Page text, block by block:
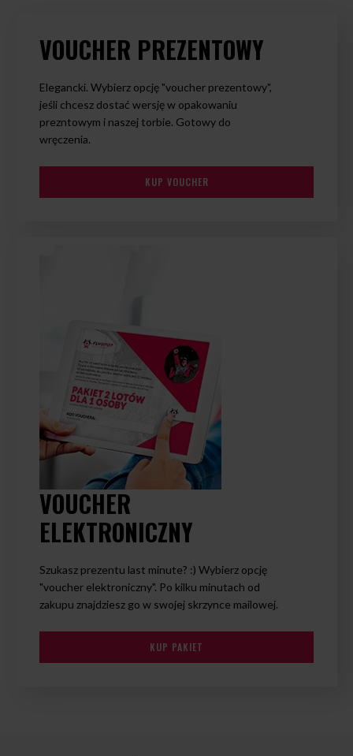
VOUCHER PREZENTOWY
Elegancki. Wybierz opcję "voucher prezentowy",
jeśli chcesz dostać wersję w opakowaniu
prezntowym i naszej torbie. Gotowy do
wręczenia.
KUP VOUCHER
VOUCHER
ELEKTRONICZNY
Szukasz prezentu last minute? :) Wybierz opcję
"voucher elektroniczny". Po kilku minutach od
zakupu znajdziesz go w swojej skrzynce mailowej.
KUP PAKIET